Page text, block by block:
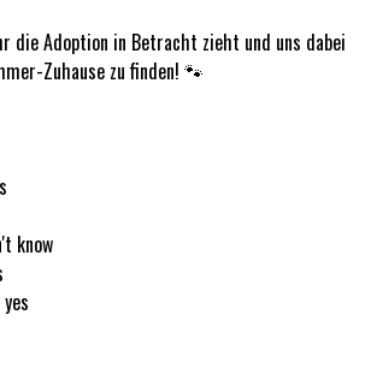
die Adoption in Betracht zieht und uns dabei
Zuhause zu finden! 🐾
know